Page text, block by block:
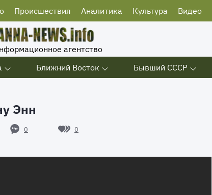
Происшествия Аналитика Культура Видео
агентство
Ближний Восток Бывший СССР
Энн
0 0